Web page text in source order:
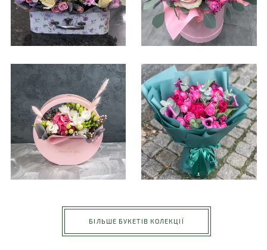
БІЛЬШЕ БУКЕТІВ КОЛЕКЦІЇ